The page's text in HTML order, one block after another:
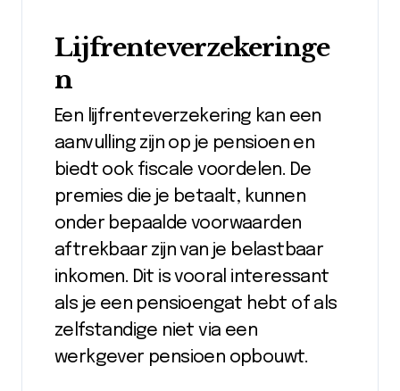
Lijfrenteverzekeringe
n
Een lijfrenteverzekering kan een
aanvulling zijn op je pensioen en
biedt ook fiscale voordelen. De
premies die je betaalt, kunnen
onder bepaalde voorwaarden
aftrekbaar zijn van je belastbaar
inkomen. Dit is vooral interessant
als je een pensioengat hebt of als
zelfstandige niet via een
werkgever pensioen opbouwt.